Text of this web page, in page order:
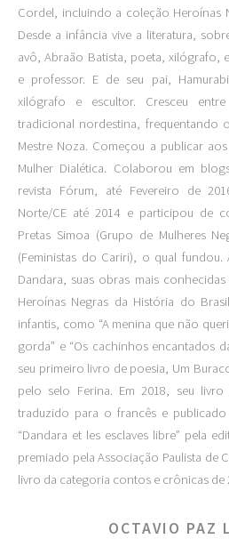
Cordel, incluindo a coleção Heroínas
Desde a infância vive a literatura,
avô, Abraão Batista, poeta, xilógrafo,
e professor. E de seu pai,
xilógrafo e escultor. Cresceu
tradicional nordestina, frequentando
Mestre Noza. Começou a publicar
Mulher Dialética. Colaborou em
revista Fórum, até Fevereiro de
Norte/CE até 2014 e participou de
Pretas Simoa (Grupo de Mulheres
(Feministas do Cariri), o qual
Dandara, suas obras mais
Heroínas Negras da História do
infantis, como “A menina que não
gorda” e “Os cachinhos encantados
seu primeiro livro de poesia, Um
pelo selo Ferina. Em 2018, seu
traduzido para o francês e
“Dandara et les esclaves libre” pela
premiado pela Associação Paulista de
livro da categoria contos e crônicas de
OCTAVIO PAZ